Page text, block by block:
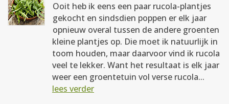
Ooit heb ik eens een paar rucola-plantjes
gekocht en sindsdien poppen er elk jaar
opnieuw overal tussen de andere groenten
kleine plantjes op. Die moet ik natuurlijk in
toom houden, maar daarvoor vind ik rucola
veel te lekker. Want het resultaat is elk jaar
weer een groentetuin vol verse rucola...
lees verder